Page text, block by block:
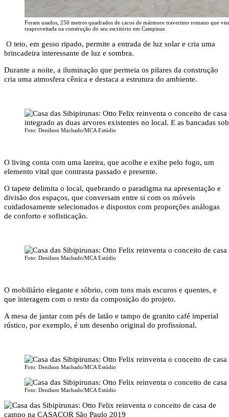
Foram usados, 250 metros quadrados de cacos de mármore travertino romano que
reaproveitada na construção do seu escritório em Campinas.
O teto, em gesso ripado, permite a entrada de luz solar e cria uma
brincadeira interessante de luz e sombra.
Durante a noite, a iluminação que permeia os pilares da construção
cria uma atmosfera cênica e destaca a estrutura do ambiente.
Foto: Denilson Machado/MCA Estúdio
O living conta com uma lareira, que acolhe e exibe pelo fogo, um
elemento vital que contrasta passado e presente.
O tapete delimita o local, quebrando o paradigma na apresentação e
divisão dos espaços, que conversam entre si com os móveis
cuidadosamente selecionados e dispostos com proporções análogas
de conforto e sofisticação.
Foto: Denilson Machado/MCA Estúdio
O mobiliário elegante e sóbrio, com tons mais escuros e quentes, e
que interagem com o resto da composição do projeto.
A mesa de jantar com pés de latão e tampo de granito café imperial
rústico, por exemplo, é um desenho original do profissional.
Foto: Denilson Machado/MCA Estúdio
Foto: Denilson Machado/MCA Estúdio